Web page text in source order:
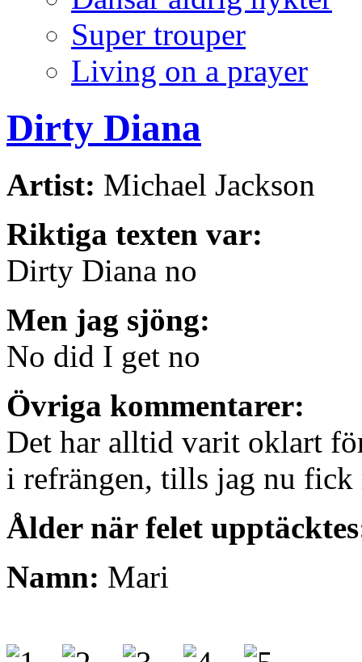
Super trouper
Living on a prayer
Dirty Diana
Artist: Michael Jackson
Riktiga texten var:
Dirty Diana no
Men jag sjöng:
No did I get no
Övriga kommentarer:
Det har alltid varit oklart
i refrängen, tills jag nu
Ålder när felet
Namn: Mari